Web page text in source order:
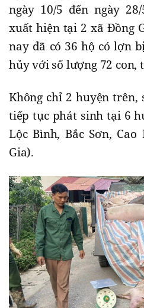
ngày 10/5 đến ngày
xuất hiện tại 2 xã Đồng
nay đã có 36 hộ có lợn
hủy với số lượng 72 con,
Không chỉ 2 huyện trên,
tiếp tục phát sinh tại 6
Lộc Bình, Bắc Sơn,
Gia).